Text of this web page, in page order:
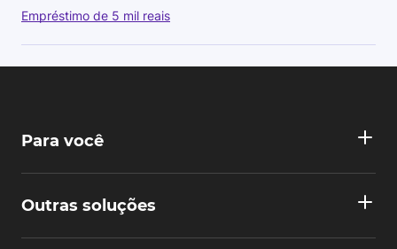
Empréstimo de 5 mil reais
Para você
Outras soluções